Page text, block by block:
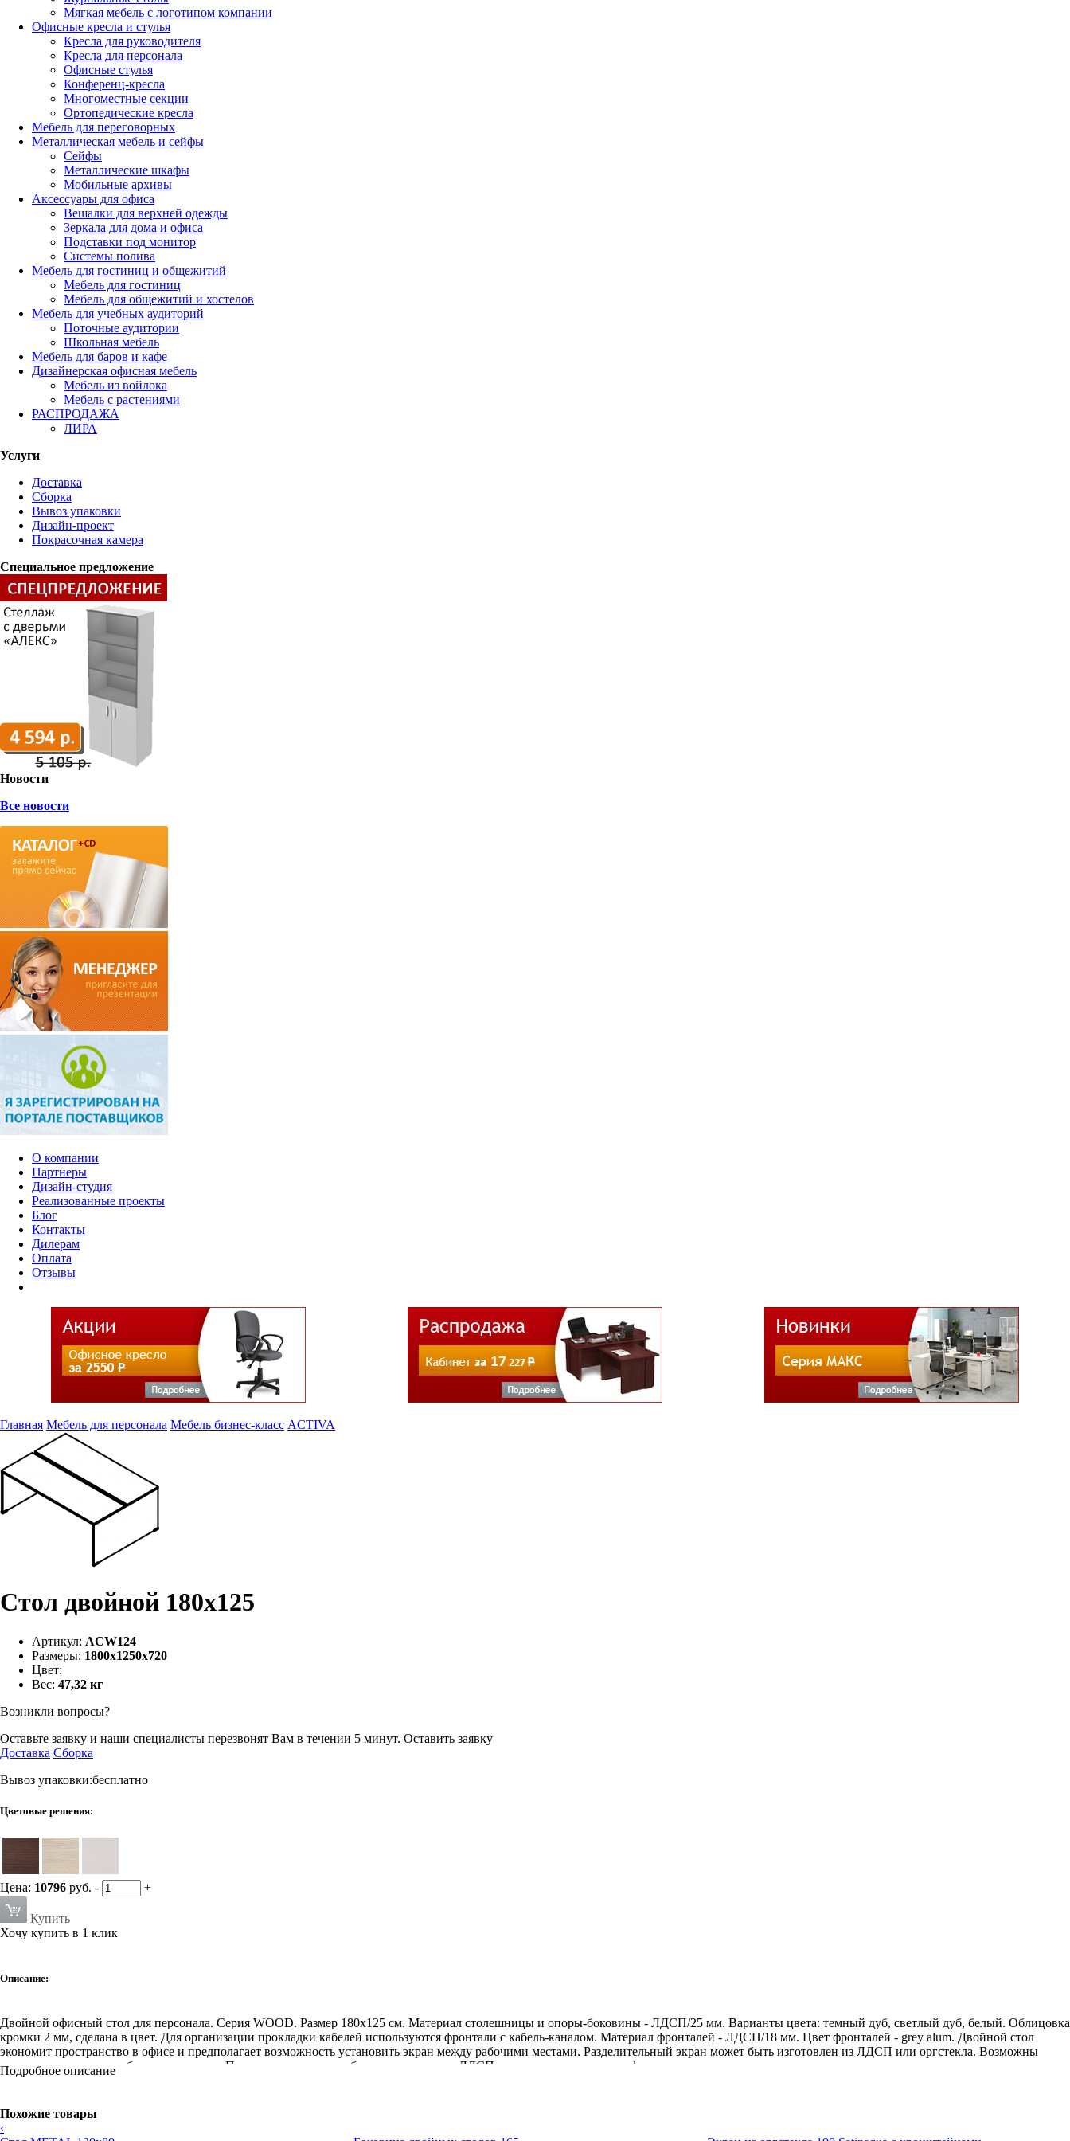
Мягкая мебель с логотипом компании
Офисные кресла и стулья
Кресла для руководителя
Кресла для персонала
Офисные стулья
Конференц-кресла
Многоместные секции
Ортопедические кресла
Мебель для переговорных
Металлическая мебель и сейфы
Сейфы
Металлические шкафы
Мобильные архивы
Аксессуары для офиса
Вешалки для верхней одежды
Зеркала для дома и офиса
Подставки под монитор
Системы полива
Мебель для гостиниц и общежитий
Мебель для гостиниц
Мебель для общежитий и хостелов
Мебель для учебных аудиторий
Поточные аудитории
Школьная мебель
Мебель для баров и кафе
Дизайнерская офисная мебель
Мебель из войлока
Мебель с растениями
РАСПРОДАЖА
ЛИРА
Услуги
Доставка
Сборка
Вывоз упаковки
Дизайн-проект
Покрасочная камера
Специальное предложение
Новости
Все новости
О компании
Партнеры
Дизайн-студия
Реализованные проекты
Блог
Контакты
Дилерам
Оплата
Отзывы
Главная Мебель для персонала Мебель бизнес-класс ACTIVA
Стол двойной 180х125
Артикул: ACW124
Размеры: 1800х1250х720
Цвет:
Вес: 47,32 кг
Возникли вопросы?
Оставьте заявку и наши специалисты перезвонят Вам в течении 5 минут. Оставить заявку
Доставка Сборка
Вывоз упаковки:бесплатно
Цветовые решения:
Цена: 10796 руб. - +
Купить
Хочу купить в 1 клик
Описание:
Двойной офисный стол для персонала. Серия WOOD. Размер 180х125 см. Материал столешницы и опоры-боковины - ЛДСП/25 мм. Варианты цвета: темный дуб, светлый дуб, белый. Облицовка
кромки 2 мм, сделана в цвет. Для организации прокладки кабелей используются фронтали с кабель-каналом. Материал фронталей - ЛДСП/18 мм. Цвет фронталей - grey alum. Двойной стол
экономит пространство в офисе и предполагает возможность установить экран между рабочими местами. Разделительный экран может быть изготовлен из ЛДСП или оргстекла. Возможны
различные расцветки обоих материалов. Перегородки между рабочими местами из ЛДСП можно дополнительно оформлять тканевыми накладками, материалы и расцветки которых также
различны.
Подробное описание
Похожие товары
‹